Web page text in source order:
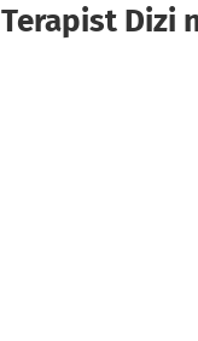
Terapist Dizi